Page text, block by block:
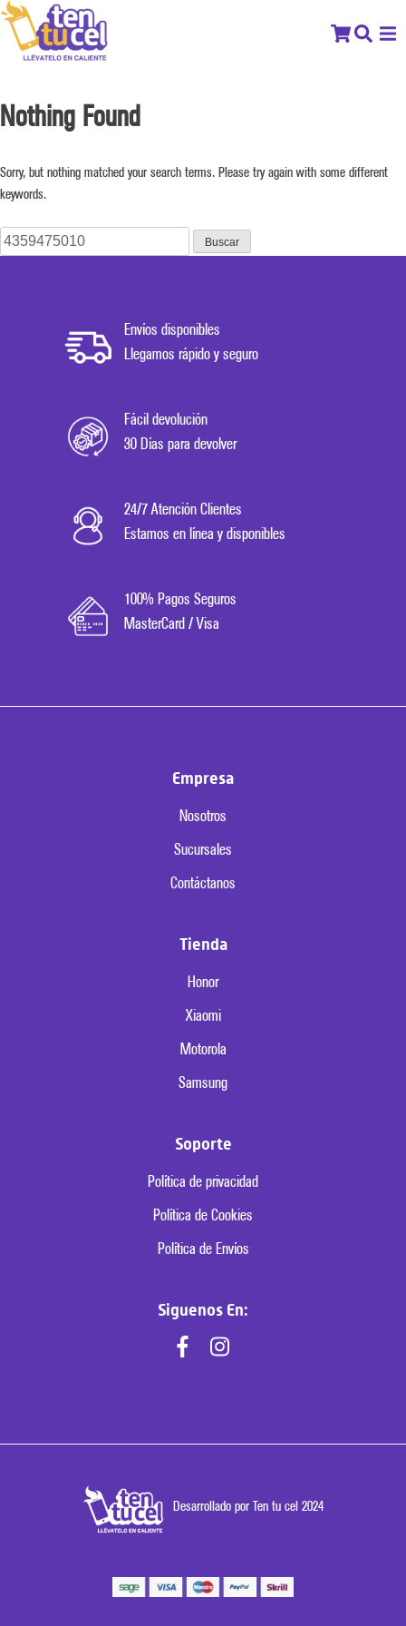
Nothing Found
Sorry, but nothing matched your search terms. Please try again with some different
keywords.
Buscar:
Envíos disponibles
Llegamos rápido y seguro
Fácil devolución
30 Días para devolver
24/7 Atención Clientes
Estamos en línea y disponibles
100% Pagos Seguros
MasterCard / Visa
Empresa
Nosotros
Sucursales
Contáctanos
Tienda
Honor
Xiaomi
Motorola
Samsung
Soporte
Política de privacidad
Política de Cookies
Política de Envíos
Siguenos En:
Desarrollado por Ten tu cel 2024